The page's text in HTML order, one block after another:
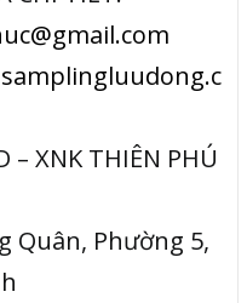
– XNK THIÊN PHÚ
Quân, Phường 5,